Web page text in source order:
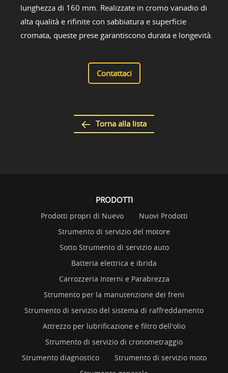
lunghezza di 160 mm. Realizzate in cromo vanadio di
alta qualità e rifinite con sabbiatura e superficie
cromata, queste prese garantiscono durata e longevità.
Contattaci
Torna alla lista
PRODOTTI
Prodotti propri di Nuevo
Nuovi Prodotti
Strumento di servizio del motore
Sotto Strumento di servizio auto
Batteria elettrica e ibrida
Carrozzeria Interni e Parabrezza
Strumento per la manutenzione dei freni
Strumento di servizio del sistema di raffreddamento
Attrezzo per lubrificazione e filtro dell'olio
Strumento di servizio di cronometraggio
Strumento diagnostico
Strumento di servizio moto